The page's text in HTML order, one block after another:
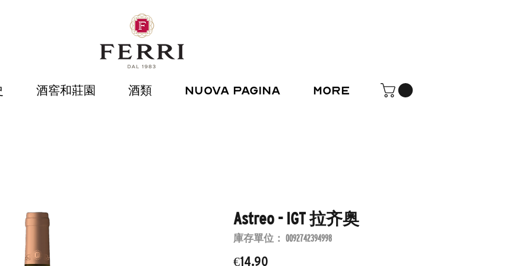
酒窖和莊園 酒類 Nuova pagina More
Astreo - IGT 拉齐奥
庫存單位： 0092742394998
€14.90